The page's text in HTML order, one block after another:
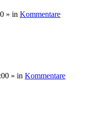
» in Kommentare
» in Kommentare